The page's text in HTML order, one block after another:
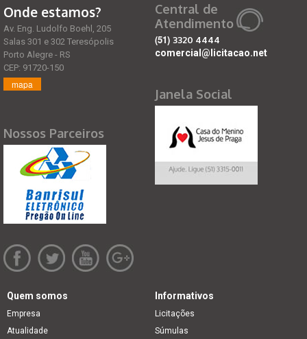
Onde estamos?
Av. Eng. Ludolfo Boehl, 205
Salas 301 e 302 Teresópolis
Porto Alegre - RS
CEP: 91720-150
mapa
Nossos Parceiros
Central de
Atendimento
(51) 3320 4444
comercial@licitacao.net
Janela Social
Quem somos
Empresa
Atualidade
Informativos
Licitações
Súmulas